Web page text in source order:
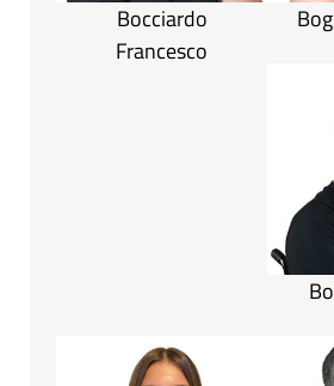
Bocciardo
Francesco